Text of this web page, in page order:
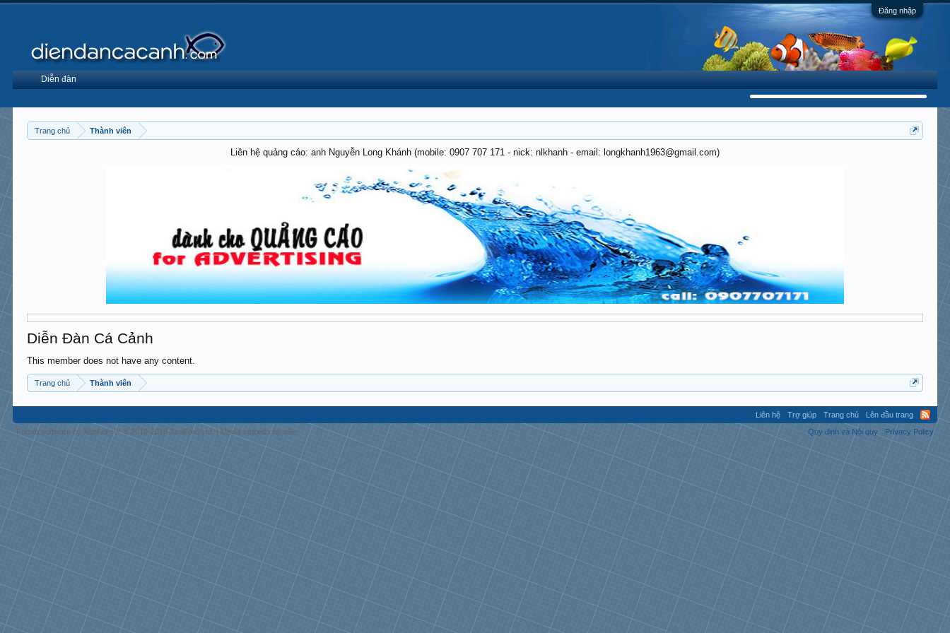
Đăng nhập
Trang chủ Thành viên
Liên hệ quảng cáo: anh Nguyễn Long Khánh (mobile: 0907 707 171 - nick: nlkhanh - email: longkhanh1963@gmail.com)
Diễn Đàn Cá Cảnh
This member does not have any content.
Trang chủ Thành viên
Diễn đàn
Liên hệ Trợ giúp Trang chủ
Lên đầu trang
Quy định và Nội quy
Privacy Policy
Forum software by XenForo™© 2010-2018 XenForo Ltd. | Media embeds by s9e